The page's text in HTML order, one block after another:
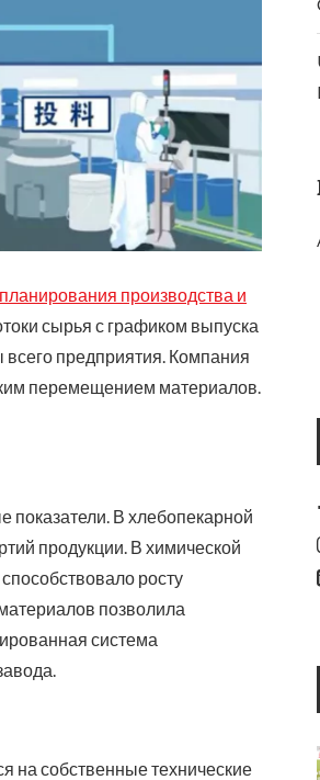
производства и
сырья с графиком выпуска
предприятия. Компания
перемещением материалов.
В хлебопекарной
продукции. В химической
росту
позволила
система
на собственные технические